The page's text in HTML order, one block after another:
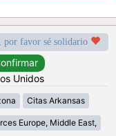
por favor sé solidario
Unidos
Citas Arkansas
Europe, Middle East,